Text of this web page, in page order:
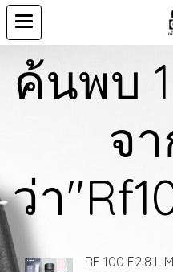
ค้นพบ
จ
ว่า
RF 100 F2.8 L